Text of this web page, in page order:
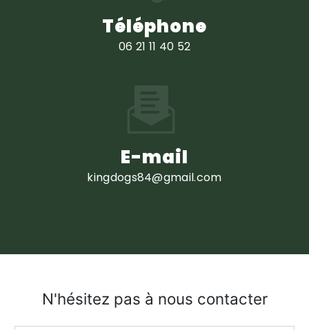
Téléphone
06 21 11 40 52
E-mail
kingdogs84@gmail.com
N'hésitez pas à nous contacter